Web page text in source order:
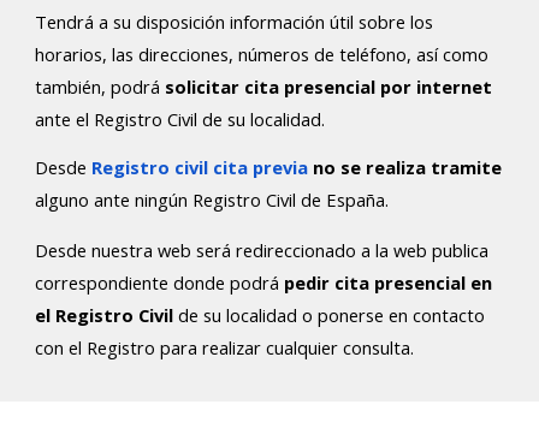
Tendrá a su disposición información útil sobre los
horarios, las direcciones, números de teléfono, así como
también, podrá solicitar cita presencial por internet
ante el Registro Civil de su localidad.
Desde Registro civil cita previa no se realiza tramite
alguno ante ningún Registro Civil de España.
Desde nuestra web será redireccionado a la web publica
correspondiente donde podrá pedir cita presencial en
el Registro Civil de su localidad o ponerse en contacto
con el Registro para realizar cualquier consulta.